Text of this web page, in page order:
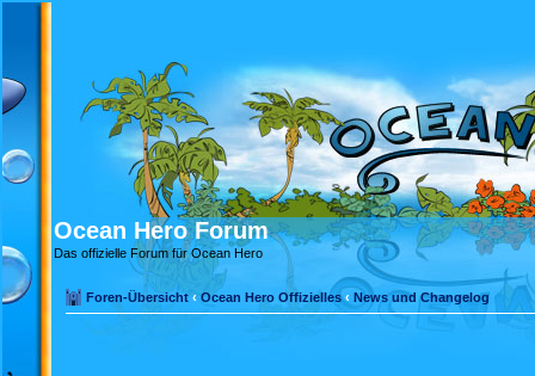
Ocean Hero Forum
Das offizielle Forum für Ocean Hero
Foren-Übersicht ‹ Ocean Hero Offizielles ‹ News und Changelog